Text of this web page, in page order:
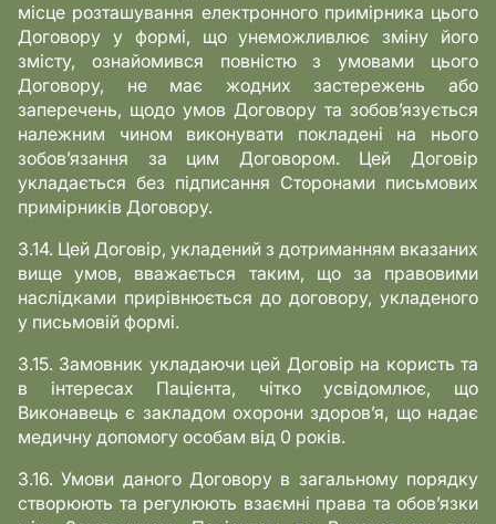
місце розташування електронного примірника цього
Договору у формі, що унеможливлює зміну його
змісту, ознайомився повністю з умовами цього
Договору, не має жодних застережень або
заперечень, щодо умов Договору та зобов’язується
належним чином виконувати покладені на нього
зобов’язання за цим Договором. Цей Договір
укладається без підписання Сторонами письмових
примірників Договору.
3.14. Цей Договір, укладений з дотриманням вказаних
вище умов, вважається таким, що за правовими
наслідками прирівнюється до договору, укладеного
у письмовій формі.
3.15. Замовник укладаючи цей Договір на користь та
в інтересах Пацієнта, чітко усвідомлює, що
Виконавець є закладом охорони здоров’я, що надає
медичну допомогу особам від 0 років.
3.16. Умови даного Договору в загальному порядку
створюють та регулюють взаємні права та обов’язки